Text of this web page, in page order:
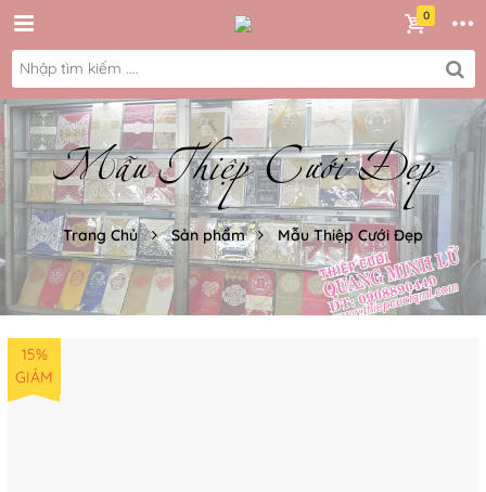
Mẫu Thiệp Cưới Đẹp
Trang Chủ Sản phẩm Mẫu Thiệp Cưới Đẹp
15%